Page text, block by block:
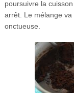
poursuivre la
arrêt. Le mélange
onctueuse.